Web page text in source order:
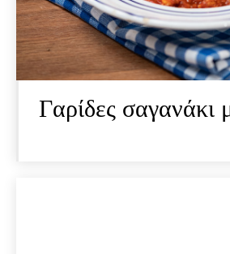
Γαρίδες σαγανάκι